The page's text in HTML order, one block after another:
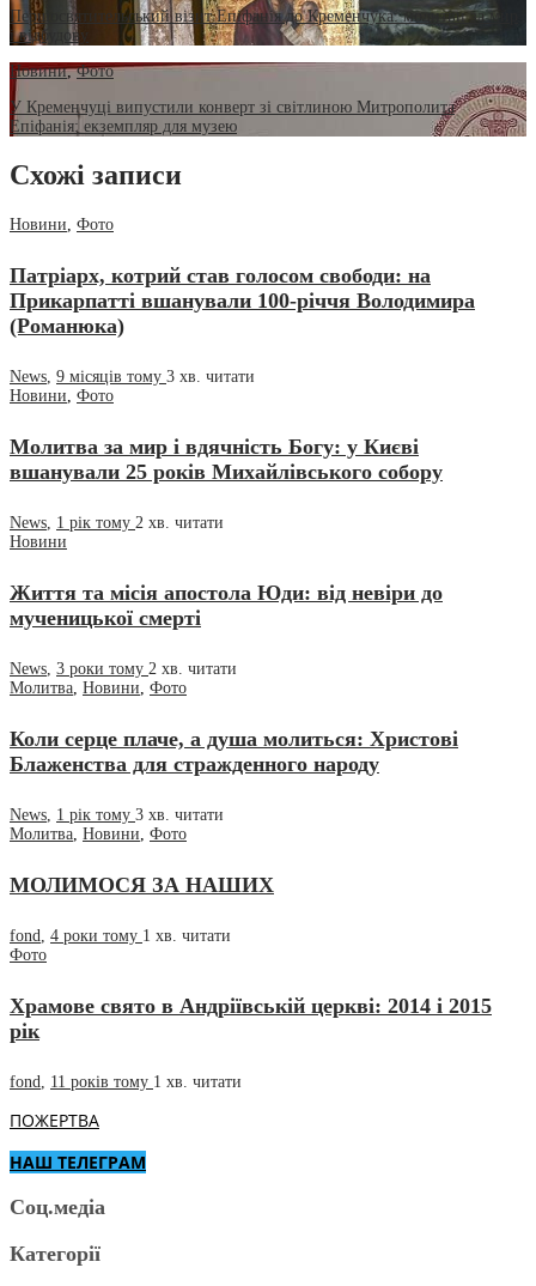
Першосвятительський візит Епіфанія до Кременчука: молитви за мир
і відбудову
Новини,Фото
У Кременчуці випустили конверт зі світлиною Митрополита
Епіфанія: екземпляр для музею
Схожі записи
Новини, Фото
Патріарх, котрий став голосом свободи: на
Прикарпатті вшанували 100-річчя Володимира
(Романюка)
News, 9 місяців тому 3 хв. читати
Новини, Фото
Молитва за мир і вдячність Богу: у Києві
вшанували 25 років Михайлівського собору
News, 1 рік тому 2 хв. читати
Новини
Життя та місія апостола Юди: від невіри до
мученицької смерті
News, 3 роки тому 2 хв. читати
Молитва, Новини, Фото
Коли серце плаче, а душа молиться: Христові
Блаженства для стражденного народу
News 1 рік тому 3 хв. читати
Молитва Новини Фото
МОЛИМОСЯ ЗА НАШИХ
fond 4 роки тому 1 хв. читати
Фото
Храмове свято в Андріївській церкві: 2014 і 2015
рік
fond 11 років тому 1 хв. читати
ПОЖЕРТВА
НАШ ТЕЛЕГРАМ
Соц.медіа
Категорії